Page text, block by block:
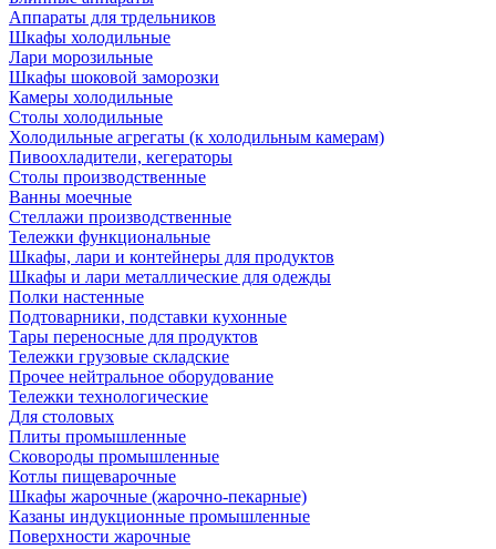
Аппараты для трдельников
Шкафы холодильные
Лари морозильные
Шкафы шоковой заморозки
Камеры холодильные
Столы холодильные
Холодильные агрегаты (к холодильным камерам)
Пивоохладители, кегераторы
Столы производственные
Ванны моечные
Стеллажи производственные
Тележки функциональные
Шкафы, лари и контейнеры для продуктов
Шкафы и лари металлические для одежды
Полки настенные
Подтоварники, подставки кухонные
Тары переносные для продуктов
Тележки грузовые складские
Прочее нейтральное оборудование
Тележки технологические
Для столовых
Плиты промышленные
Сковороды промышленные
Котлы пищеварочные
Шкафы жарочные (жарочно-пекарные)
Казаны индукционные промышленные
Поверхности жарочные